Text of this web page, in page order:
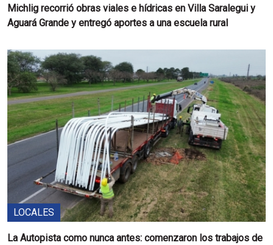
Michlig recorrió obras viales e hídricas en Villa Saralegui y
Aguará Grande y entregó aportes a una escuela rural
LOCALES
La Autopista como nunca antes: comenzaron los trabajos de